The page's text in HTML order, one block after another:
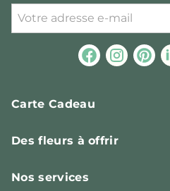
Carte Cadeau
Des fleurs à offrir
Nos services